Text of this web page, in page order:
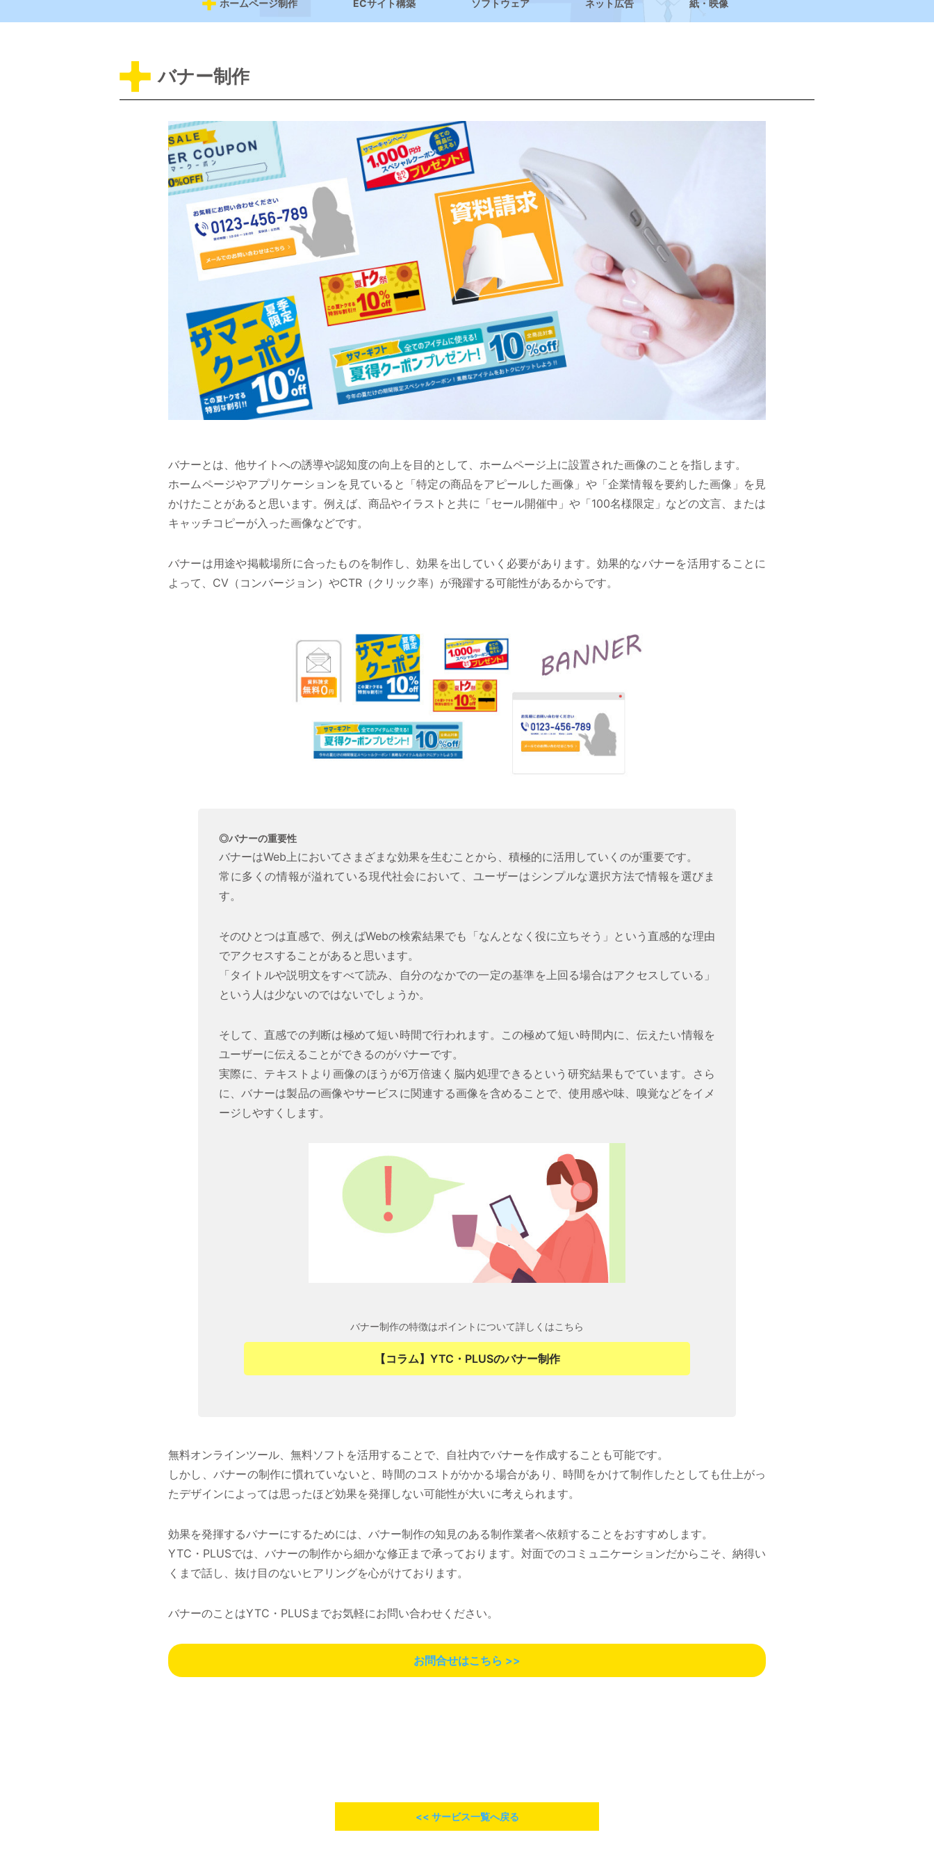
ホームページ制作 ECサイト構築 ソフトウェア ネット広告 紙・映像
バナー制作
バナーとは、他サイトへの誘導や認知度の向上を目的として、ホームページ上に設置された画像のことを指します。
ホームページやアプリケーションを見ていると「特定の商品をアピールした画像」や「企業情報を要約した画像」を見
かけたことがあると思います。例えば、商品やイラストと共に「セール開催中」や「100名様限定」などの文言、または
キャッチコピーが入った画像などです。
バナーは用途や掲載場所に合ったものを制作し、効果を出していく必要があります。効果的なバナーを活用することに
よって、CV（コンバージョン）やCTR（クリック率）が飛躍する可能性があるからです。
◎バナーの重要性
バナーはWeb上においてさまざまな効果を生むことから、積極的に活用していくのが重要です。
常に多くの情報が溢れている現代社会において、ユーザーはシンプルな選択方法で情報を選びま
す。
そのひとつは直感で、例えばWebの検索結果でも「なんとなく役に立ちそう」という直感的な理由
でアクセスすることがあると思います。
「タイトルや説明文をすべて読み、自分のなかでの一定の基準を上回る場合はアクセスしている」
という人は少ないのではないでしょうか。
そして、直感での判断は極めて短い時間で行われます。この極めて短い時間内に、伝えたい情報を
ユーザーに伝えることができるのがバナーです。
実際に、テキストより画像のほうが6万倍速く脳内処理できるという研究結果もでています。さら
に、バナーは製品の画像やサービスに関連する画像を含めることで、使用感や味、嗅覚などをイメ
ージしやすくします。
バナー制作の特徴はポイントについて詳しくはこちら
【コラム】YTC・PLUSのバナー制作
無料オンラインツール、無料ソフトを活用することで、自社内でバナーを作成することも可能です。
しかし、バナーの制作に慣れていないと、時間のコストがかかる場合があり、時間をかけて制作したとしても仕上がっ
たデザインによっては思ったほど効果を発揮しない可能性が大いに考えられます。
効果を発揮するバナーにするためには、バナー制作の知見のある制作業者へ依頼することをおすすめします。
YTC・PLUSでは、バナーの制作から細かな修正まで承っております。対面でのコミュニケーションだからこそ、納得い
くまで話し、抜け目のないヒアリングを心がけております。
バナーのことはYTC・PLUSまでお気軽にお問い合わせください。
お問合せはこちら >>
<< サービス一覧へ戻る